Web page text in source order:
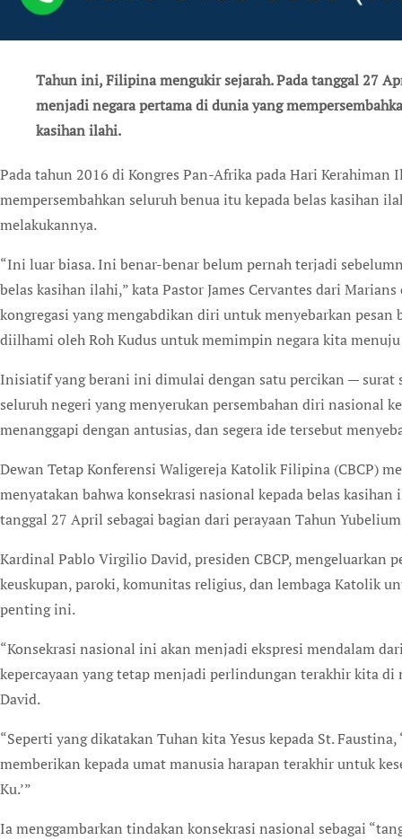
Tahun ini, Filipina mengukir sejarah. Pada tanggal 27
menjadi negara pertama di dunia yang
kasihan ilahi.
Pada tahun 2016 di Kongres Pan-Afrika pada Hari Kerahiman Ilahi di Rwanda, para uskup di Afrika
mempersembahkan seluruh benua itu kepada belas kasihan
melakukannya.
“Ini luar biasa. Ini benar-benar belum pernah terjadi
belas kasihan ilahi,” kata Pastor James Cervantes dari
kongregasi yang mengabdikan diri untuk menyebarkan pesan
diilhami oleh Roh Kudus untuk memimpin negara kita menuju
Inisiatif yang berani ini dimulai dengan satu percikan — surat
seluruh negeri yang menyerukan persembahan diri nasional
menanggapi dengan antusias, dan segera ide tersebut
Dewan Tetap Konferensi Waligereja Katolik Filipina (CBCP)
menyatakan bahwa konsekrasi nasional kepada belas
tanggal 27 April sebagai bagian dari perayaan Tahun
Kardinal Pablo Virgilio David, presiden CBCP, mengeluarkan
keuskupan, paroki, komunitas religius, dan lembaga Katolik
penting ini.
“Konsekrasi nasional ini akan menjadi ekspresi mendalam
kepercayaan yang tetap menjadi perlindungan terakhir kita
David.
“Seperti yang dikatakan Tuhan kita Yesus kepada St.
memberikan kepada umat manusia harapan terakhir untuk
Ku.’”
Ia menggambarkan tindakan konsekrasi nasional sebagai